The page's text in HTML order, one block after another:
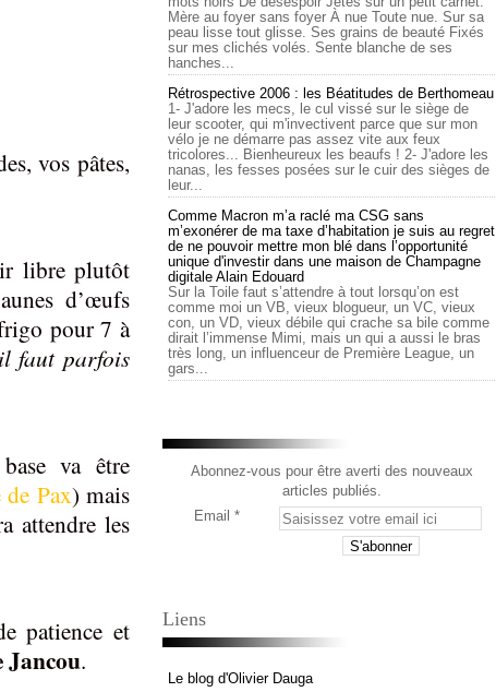
vos pâtes,
libre plutôt
d’œufs
pour 7 à
faut parfois
va être
Pax) mais
attendre les
patience et
Jancou.
Mère au foyer sans foyer À nue Toute nue. Sur sa
peau lisse tout glisse. Ses grains de beauté Fixés
sur mes clichés volés. Sente blanche de ses
hanches...
Rétrospective 2006 : les Béatitudes de Berthomeau
1- J'adore les mecs, le cul vissé sur le siège de
leur scooter, qui m'invectivent parce que sur mon
vélo je ne démarre pas assez vite aux feux
tricolores... Bienheureux les beaufs ! 2- J'adore les
nanas, les fesses posées sur le cuir des sièges de
leur...
Comme Macron m’a raclé ma CSG sans
m’exonérer de ma taxe d’habitation je suis au regret
de ne pouvoir mettre mon blé dans l’opportunité
unique d'investir dans une maison de Champagne
digitale Alain Edouard
Sur la Toile faut s’attendre à tout lorsqu’on est
comme moi un VB, vieux blogueur, un VC, vieux
con, un VD, vieux débile qui crache sa bile comme
dirait l’immense Mimi, mais un qui a aussi le bras
très long, un influenceur de Première League, un
gars...
Abonnez-vous pour être averti des nouveaux
articles publiés.
Email
Liens
Le blog d'Olivier Dauga